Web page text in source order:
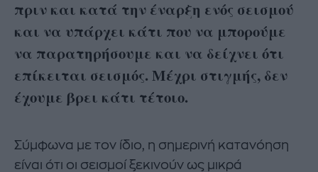
πριν και κατά την έναρξη ενός σεισμού
και να υπάρχει κάτι που να μπορούμε
να παρατηρήσουμε και να δείχνει ότι
επίκειται σεισμός. Μέχρι στιγμής, δεν
έχουμε βρει κάτι τέτοιο.
Σύμφωνα με τον ίδιο, η σημερινή κατανόηση
είναι ότι οι σεισμοί ξεκινούν ως μικρά